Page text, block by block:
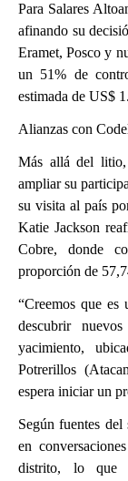
Para Salares
afinando su
Eramet, Posco y
un 51% de
estimada de US$
Alianzas con
Más allá del litio,
ampliar su
su visita al país
Katie Jackson
Cobre, donde
proporción de
“Creemos que es
descubrir
yacimiento,
Potrerillos
espera iniciar un
Según fuentes del
en
distrito, lo que